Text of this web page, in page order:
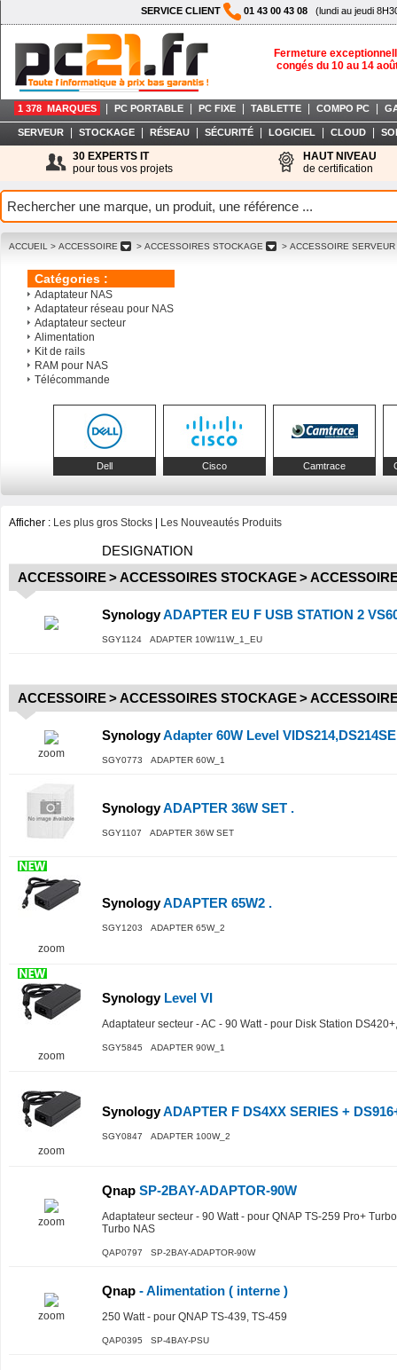
SERVICE CLIENT 01 43 00 43 08 (lundi au jeudi
Fermeture
congés du 10 au 14
1 378 MARQUES PC PORTABLE PC FIXE TABLETTE COMPO PC
SERVEUR STOCKAGE RÉSEAU SÉCURITÉ LOGICIEL CLOUD
30 EXPERTS IT
pour tous vos projets
HAUT NIVEAU
de certification
ACCUEIL > ACCESSOIRE > ACCESSOIRES STOCKAGE > ACCESSOIRE
Catégories :
Adaptateur NAS
Adaptateur réseau pour NAS
Adaptateur secteur
Alimentation
Kit de rails
RAM pour NAS
Télécommande
Dell Cisco Camtrace
Afficher : Les plus gros Stocks Les Nouveautés Produits
DESIGNATION
ACCESSOIRE>ACCESSOIRES STOCKAGE>
SynologyADAPTER EU F USB STATION 2
SGY1124 ADAPTER 10W/11W_1_EU
ACCESSOIRE>ACCESSOIRES STOCKAGE>
zoom
SynologyAdapter 60W Level
SGY0773 ADAPTER 60W_1
SynologyADAPTER 36W SET .
SGY1107 ADAPTER 36W SET
zoom
SynologyADAPTER 65W2 .
SGY1203 ADAPTER 65W_2
zoom
SynologyLevel VI
Adaptateur secteur - AC - 90 Watt - pour Disk Station
SGY5845 ADAPTER 90W_1
zoom
SynologyADAPTER F DS4XX SERIES +
SGY0847 ADAPTER 100W_2
zoom
Qnap SP-2BAY-ADAPTOR-90W
Adaptateur secteur - 90 Watt - pour QNAP TS-259 Pro+
Turbo NAS
QAP0797 SP-2BAY-ADAPTOR-90W
zoom
Qnap - Alimentation ( interne )
250 Watt - pour QNAP TS-439, TS-459
QAP0395 SP-4BAY-PSU